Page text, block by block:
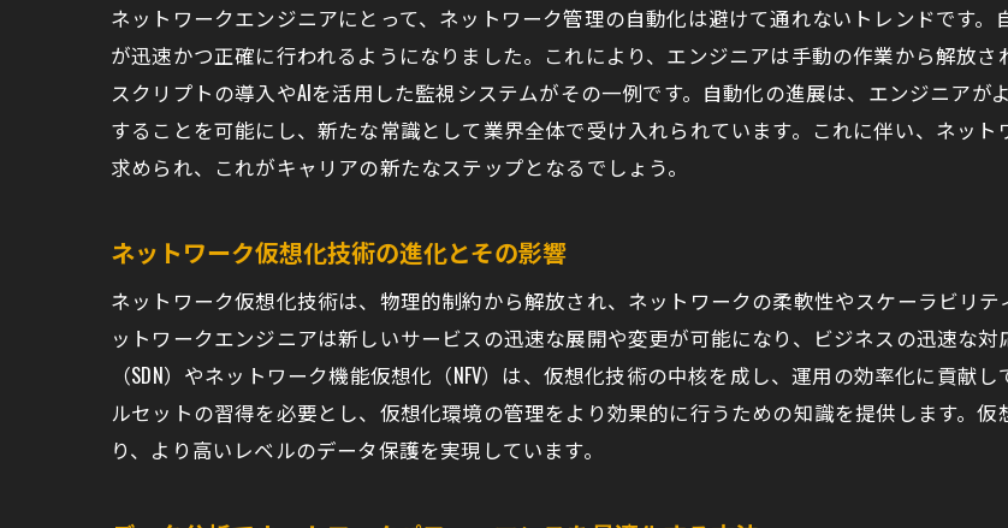
効果的なコミュニケーションスキルの習得
ソフトウェア定義ネットワーク（SDN）の理解と応用
プロジェクト管理スキルの重要性と実践法
ネットワークトラブルシューティングのベストプラク
SD-WANの役割と導入事例
ネットワーク自動化ツールの活用法
仮想ネットワークの構築と管理のポイント
ネットワークの可観測性向上技術
ネットワークエンジニアにとって、ネットワーク管理の自動化は避けて通れないトレンドです
が迅速かつ正確に行われるようになりました。これにより、エンジニアは手動の作業から解放さ
スクリプトの導入やAIを活用した監視システムがその一例です。自動化の進展は、エンジニア
することを可能にし、新たな常識として業界全体で受け入れられています。これに伴い、ネッ
求められ、これがキャリアの新たなステップとなるでしょう。
ネットワーク仮想化技術の進化とその影響
ネットワーク仮想化技術は、物理的制約から解放され、ネットワークの柔軟性やスケーラビリ
ットワークエンジニアは新しいサービスの迅速な展開や変更が可能になり、ビジネスの迅速な
（SDN）やネットワーク機能仮想化（NFV）は、仮想化技術の中核を成し、運用の効率化に貢献
ルセットの習得を必要とし、仮想化環境の管理をより効果的に行うための知識を提供します。
り、より高いレベルのデータ保護を実現しています。